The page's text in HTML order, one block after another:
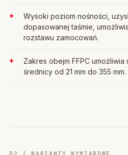
Wysoki poziom nośności,
dopasowanej taśmie,
rozstawu zamocowań.
Zakres obejm FFPC
średnicy od 21 mm do 355 mm.
02 / WARIANTY WYMIAROWE